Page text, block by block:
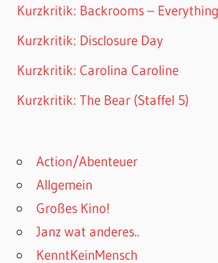
Kurzkritik: Backrooms –
Kurzkritik: Disclosure Day
Kurzkritik: Carolina Caroline
Kurzkritik: The Bear (Staffel 5)
Action/Abenteuer
Allgemein
Großes Kino!
Janz wat anderes..
KenntKeinMensch